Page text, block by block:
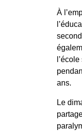
À
ans.
Le